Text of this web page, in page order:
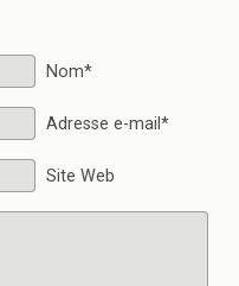
Nom*
Adresse e-mail*
Site Web